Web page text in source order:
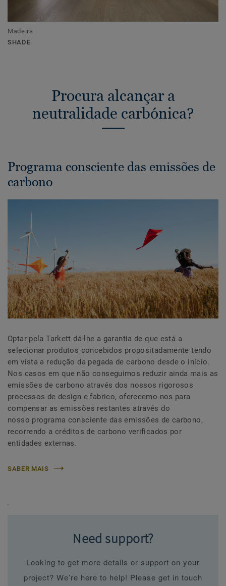
Madeira
SHADE
Procura alcançar a
neutralidade carbónica?
Programa consciente das emissões de
carbono
Optar pela Tarkett dá-lhe a garantia de que está a
selecionar produtos concebidos propositadamente tendo
em vista a redução da pegada de carbono desde o início.
Nos casos em que não conseguimos reduzir ainda mais as
emissões de carbono através dos nossos rigorosos
processos de design e fabrico, oferecemo-nos para
compensar as emissões restantes através do
nosso programa consciente das emissões de carbono,
recorrendo a créditos de carbono verificados por
entidades externas.
SABER MAIS
'
Need support?
Looking to get more details or support on your
project? We’re here to help! Please get in touch